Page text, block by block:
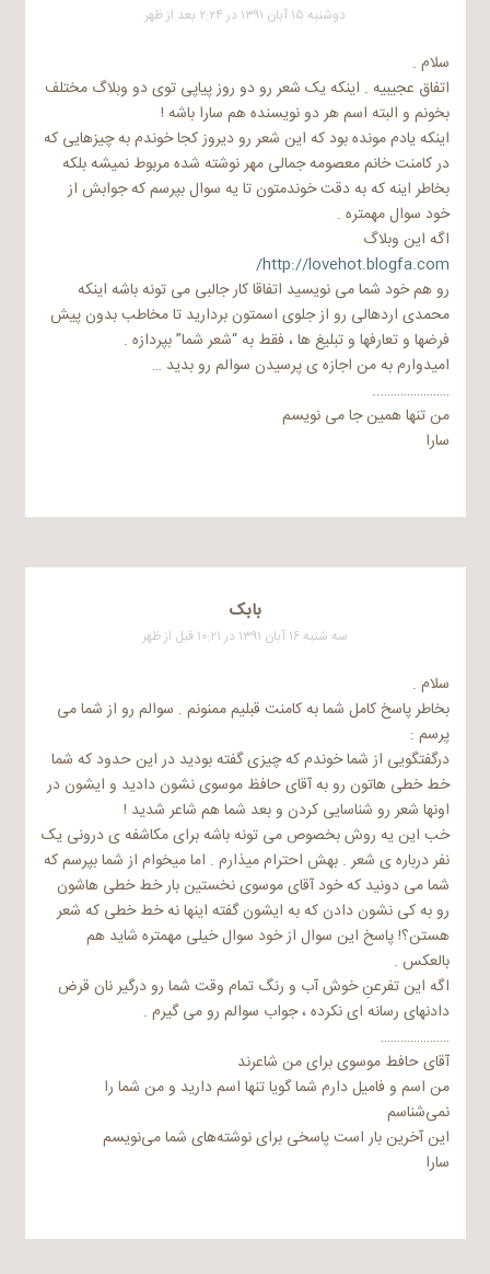
دوشنبه ۱۵ آبان ۱۳۹۱ در ۲:۲۴ بعد از ظهر
سلام .
اتفاق عجیبیه . اینکه یک شعر رو دو روز پیاپی توی دو وبلاگ مختلف
بخونم و البته اسم هر دو نویسنده هم سارا باشه !
اینکه یادم مونده بود که این شعر رو دیروز کجا خوندم به چیزهایی که
در کامنت خانم معصومه جمالی مهر نوشته شده مربوط نمیشه بلکه
بخاطر اینه که به دقت خوندمتون تا یه سوال بپرسم که جوابش از
خود سوال مهمتره .
اگه این وبلاگ
http://lovehot.blogfa.com/
رو هم خود شما می نویسید اتفاقا کار جالبی می تونه باشه اینکه
محمدی اردهالی رو از جلوی اسمتون بردارید تا مخاطب بدون پیش
فرضها و تعارفها و تبلیغ ها ، فقط به “شعر شما” بپردازه .
امیدوارم به من اجازه ی پرسیدن سوالم رو بدید …
…………………..
من تنها همین جا می نویسم
سارا
بابک
سه شنبه ۱۶ آبان ۱۳۹۱ در ۱۰:۲۱ قبل از ظهر
سلام .
بخاطر پاسخ کامل شما به کامنت قبلیم ممنونم . سوالم رو از شما می
پرسم :
درگفتگویی از شما خوندم که چیزی گفته بودید در این حدود که شما
خط خطی هاتون رو به آقای حافظ موسوی نشون دادید و ایشون در
اونها شعر رو شناسایی کردن و بعد شما هم شاعر شدید !
خب این یه روش بخصوص می تونه باشه برای مکاشفه ی درونی یک
نفر درباره ی شعر . بهش احترام میذارم . اما میخوام از شما بپرسم که
شما می دونید که خود آقای موسوی نخستین بار خط خطی هاشون
رو به کی نشون دادن که به ایشون گفته اینها نه خط خطی که شعر
هستن؟! پاسخ این سوال از خود سوال خیلی مهمتره شاید هم
بالعکس .
اگه این تفرعنِ خوش آب و رنگ تمام وقت شما رو درگیر نان قرض
دادنهای رسانه ای نکرده ، جواب سوالم رو می گیرم .
…………………
آقای حافط موسوی برای من شاعرند
من اسم و فامیل دارم شما گویا تنها اسم دارید و من شما را
نمی‌شناسم
این آخرین بار است پاسخی برای نوشته‌های شما می‌نویسم
سارا